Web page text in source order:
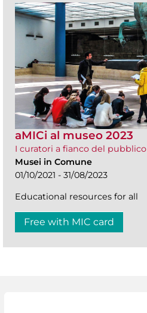
aMICi al museo 2023
I curatori a fianco del pubblico
Musei in Comune
01/10/2021 - 31/08/2023
Educational resources for all
Free with MIC card